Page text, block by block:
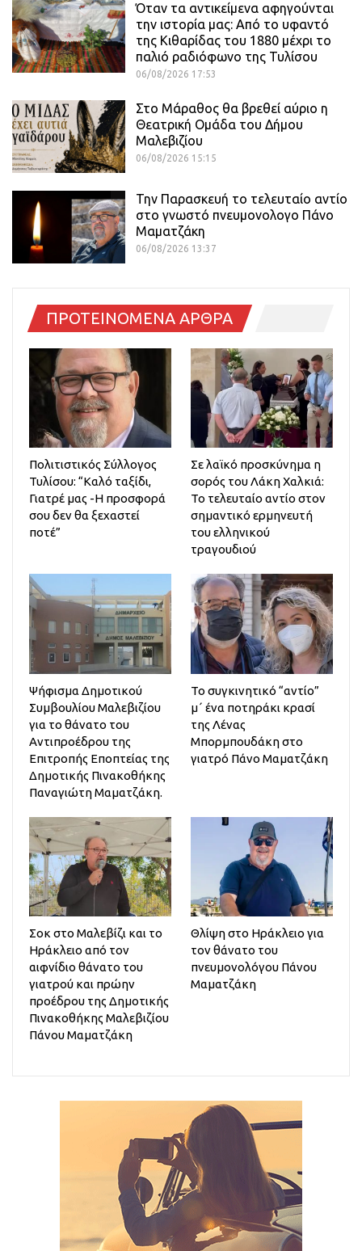
Όταν τα αντικείμενα αφηγούνται
την ιστορία μας: Από το υφαντό
της Κιθαρίδας του 1880 μέχρι το
παλιό ραδιόφωνο της Τυλίσου
06/08/2026 17:53
Στο Μάραθος θα βρεθεί αύριο η
Θεατρική Ομάδα του Δήμου
Μαλεβιζίου
06/08/2026 15:15
Την Παρασκευή το τελευταίο αντίο
στο γνωστό πνευμονολογο Πάνο
Μαματζάκη
06/08/2026 13:37
ΠΡΟΤΕΙΝΟΜΕΝΑ ΑΡΘΡΑ
Πολιτιστικός Σύλλογος
Τυλίσου: “Καλό ταξίδι,
Γιατρέ μας -Η προσφορά
σου δεν θα ξεχαστεί
ποτέ”
Σε λαϊκό προσκύνημα η
σορός του Λάκη Χαλκιά:
Το τελευταίο αντίο στον
σημαντικό ερμηνευτή
του ελληνικού
τραγουδιού
Ψήφισμα Δημοτικού
Συμβουλίου Μαλεβιζίου
για το θάνατο του
Αντιπροέδρου της
Επιτροπής Εποπτείας της
Δημοτικής Πινακοθήκης
Παναγιώτη Μαματζάκη.
Το συγκινητικό “αντίο”
μ΄ ένα ποτηράκι κρασί
της Λένας
Μπορμπουδάκη στο
γιατρό Πάνο Μαματζάκη
Σοκ στο Μαλεβίζι και το
Ηράκλειο από τον
αιφνίδιο θάνατο του
γιατρού και πρώην
προέδρου της Δημοτικής
Πινακοθήκης Μαλεβιζίου
Πάνου Μαματζάκη
Θλίψη στο Ηράκλειο για
τον θάνατο του
πνευμονολόγου Πάνου
Μαματζάκη